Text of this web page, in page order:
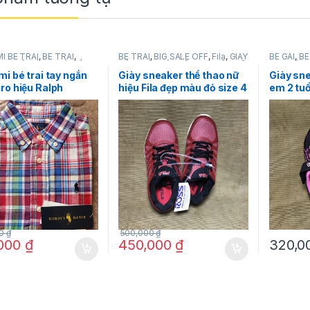
BÉ TRAI, BÉ TRAI,
BÉ
HÀNG MỚI VỀ
bé trai tay ngắn
hiệu Ralph
size 3/3T chính
mỹ
₫
₫
BÉ TRAI, BIG SALE OFF, Fila, GIÀY
DÉP
GIÀY DÉP NỮ PHỤ KIỆN NỮ
THỜI TRANG NỮ
Giày sneaker thể thao nữ
hiệu Fila đẹp màu đỏ size 4
chính hãng
450,000 ₫
500,000₫
BÉ GÁI,
GIÀY
Giày
em 2
đen đế
(US) 7